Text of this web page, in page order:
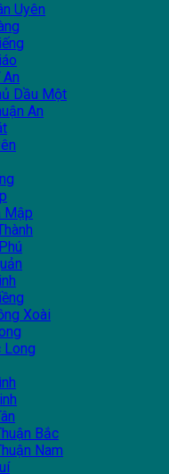
Uyên
Dầu Một
An
Mập
Xoài
Long
Bắc
Nam